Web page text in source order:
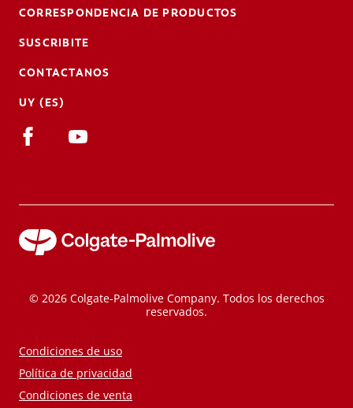
CORRESPONDENCIA DE PRODUCTOS
SUSCRIBITE
CONTACTANOS
UY (ES)
© 2026 Colgate-Palmolive Company. Todos los derechos
reservados.
Condiciones de uso
Política de privacidad
Condiciones de venta